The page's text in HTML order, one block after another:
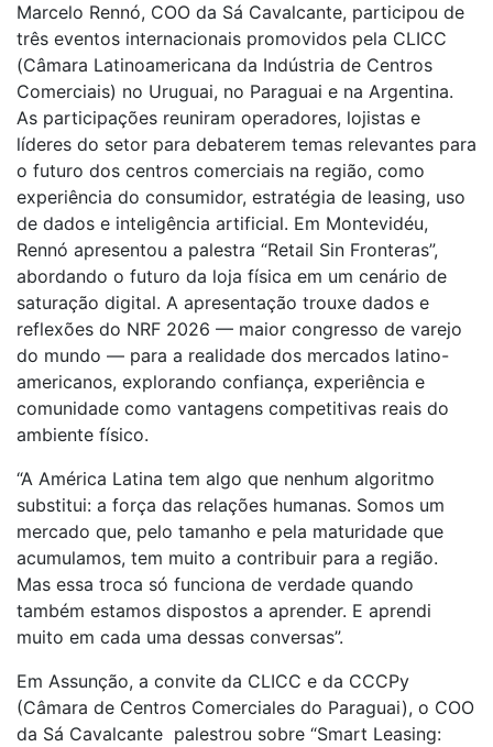
Marcelo Rennó, COO da Sá Cavalcante, participou de
três eventos internacionais promovidos pela CLICC
(Câmara Latinoamericana da Indústria de Centros
Comerciais) no Uruguai, no Paraguai e na Argentina.
As participações reuniram operadores, lojistas e
líderes do setor para debaterem temas relevantes para
o futuro dos centros comerciais na região, como
experiência do consumidor, estratégia de leasing, uso
de dados e inteligência artificial. Em Montevidéu,
Rennó apresentou a palestra “Retail Sin Fronteras”,
abordando o futuro da loja física em um cenário de
saturação digital. A apresentação trouxe dados e
reflexões do NRF 2026 — maior congresso de varejo
do mundo — para a realidade dos mercados latino-
americanos, explorando confiança, experiência e
comunidade como vantagens competitivas reais do
ambiente físico.
“A América Latina tem algo que nenhum algoritmo
substitui: a força das relações humanas. Somos um
mercado que, pelo tamanho e pela maturidade que
acumulamos, tem muito a contribuir para a região.
Mas essa troca só funciona de verdade quando
também estamos dispostos a aprender. E aprendi
muito em cada uma dessas conversas”.
Em Assunção, a convite da CLICC e da CCCPy
(Câmara de Centros Comerciales do Paraguai), o COO
da Sá Cavalcante palestrou sobre “Smart Leasing: